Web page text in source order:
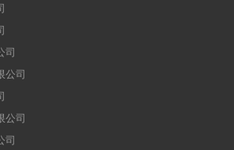
司
公司
公司
司